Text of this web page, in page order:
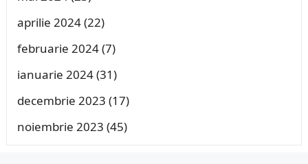
aprilie 2024(22)
februarie 2024(7)
ianuarie 2024(31)
decembrie 2023 (17)
noiembrie 2023 (45)